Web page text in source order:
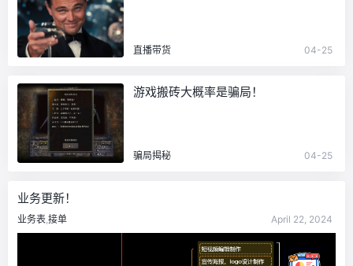
直播带货 04-25
游戏搬砖大概率是骗局！
骗局揭秘 04-25
业务更新！
业务表 接单 April 22, 2024